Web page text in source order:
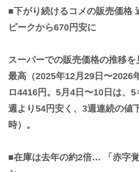
■下がり続けるコメの販売価格
ピークから670円安に
スーパーでの販売価格の推移
最高（2025年12月29日〜2026
ロ4416円。5月4日〜10日は、
週より54円安く、3週連続の値
時）。
■在庫は去年の約2倍… 「赤字